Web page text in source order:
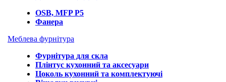
OSB, MFP P5
Фанера
Меблева фурнітура
Фурнітура для скла
Плінтус кухонний та аксесуари
Цоколь кухонний та комплектуючі